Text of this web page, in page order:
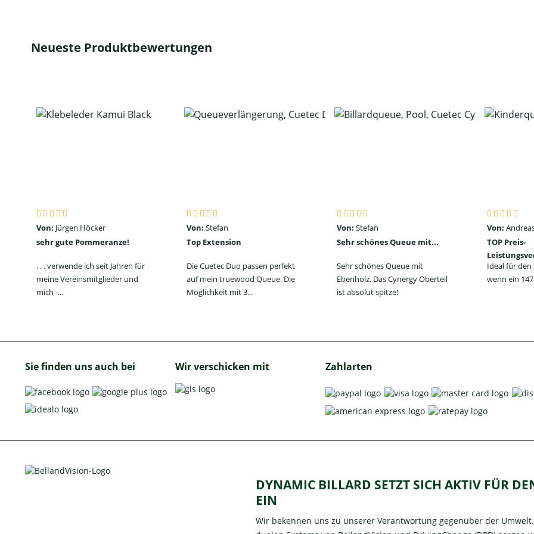
Neueste Produktbewertungen
Von: Jürgen Höcker
sehr gute Pommeranze!
. . . verwende ich seit Jahren für
meine Vereinsmitglieder und
mich -...
Von: Stefan
Top Extension
Die Cuetec Duo passen perfekt
auf mein truewood Queue. Die
Möglichkeit mit 3...
Von: Stefan
Sehr schönes Queue mit...
Sehr schönes Queue mit
Ebenholz. Das Cynergy Oberteil
ist absolut spitze!
Von:
TOP Preis-
Ideal für
wenn ein
Sie finden uns auch bei Wir verschicken mit Zahlarten
DYNAMIC BILLARD SETZT SICH AKTIV FÜR
EIN
Wir bekennen uns zu unserer Verantwortung gegenüber der